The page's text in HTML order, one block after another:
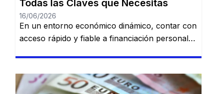
Todas las Claves que Necesitas
16/06/2026
En un entorno económico dinámico, contar con
acceso rápido y fiable a financiación personal
largamente esperados, tener la información
adecuada sobre préstamos disponibles puede